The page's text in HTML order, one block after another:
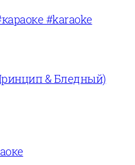
#karaoke
& Бледный)